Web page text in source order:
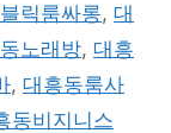
릭룸싸롱, 대
노래방, 대흥
, 대흥동룸사
동비지니스